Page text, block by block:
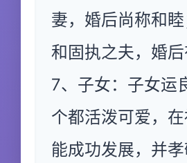
妻，婚后尚称和
和固执之夫，婚后
7、子女：子女运
个都活泼可爱，
能成功发展，并孝